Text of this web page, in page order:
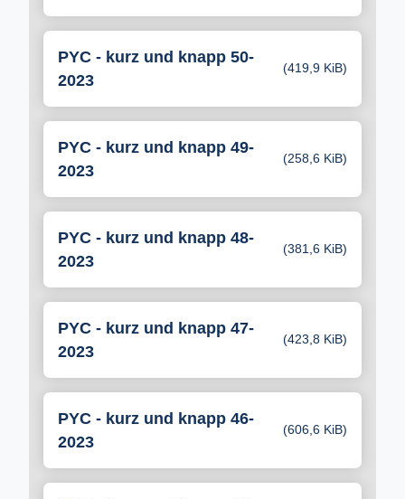
PYC - kurz und knapp 50-
2023
(419,9 KiB)
PYC - kurz und knapp 49-
2023
(258,6 KiB)
PYC - kurz und knapp 48-
2023
(381,6 KiB)
PYC - kurz und knapp 47-
2023
(423,8 KiB)
PYC - kurz und knapp 46-
2023
(606,6 KiB)